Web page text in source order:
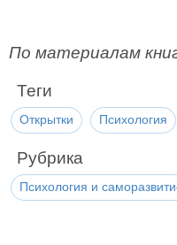
По материалам
Теги
Открытки Психология
Рубрика
Психология и